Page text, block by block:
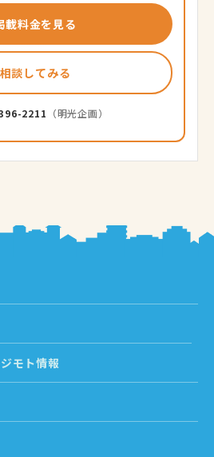
載料金を見る
相談してみる
2211 （明光企画）
モト情報